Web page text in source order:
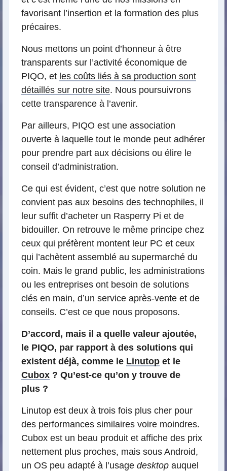
favorisant l’insertion et la formation des plus
précaires.
Nous mettons un point d’honneur à être
transparents sur l’activité économique de
PIQO, et les coûts liés à sa production sont
détaillés sur notre site. Nous poursuivrons
cette transparence à l’avenir.
Par ailleurs, PIQO est une association
ouverte à laquelle tout le monde peut adhérer
pour prendre part aux décisions ou élire le
conseil d’administration.
Ce qui est évident, c’est que notre solution ne
convient pas aux besoins des technophiles, il
leur suffit d’acheter un Rasperry Pi et de
bidouiller. On retrouve le même principe chez
ceux qui préfèrent montent leur PC et ceux
qui l’achètent assemblé au supermarché du
coin. Mais le grand public, les administrations
ou les entreprises ont besoin de solutions
clés en main, d’un service après-vente et de
conseils. C’est ce que nous proposons.
D’accord, mais il a quelle valeur ajoutée,
le PIQO, par rapport à des solutions qui
existent déjà, comme le Linutop et le
Cubox ? Qu’est-ce qu’on y trouve de
plus ?
Linutop est deux à trois fois plus cher pour
des performances similaires voire moindres.
Cubox est un beau produit et affiche des prix
nettement plus proches, mais sous Android,
un OS peu adapté à l’usage desktop auquel